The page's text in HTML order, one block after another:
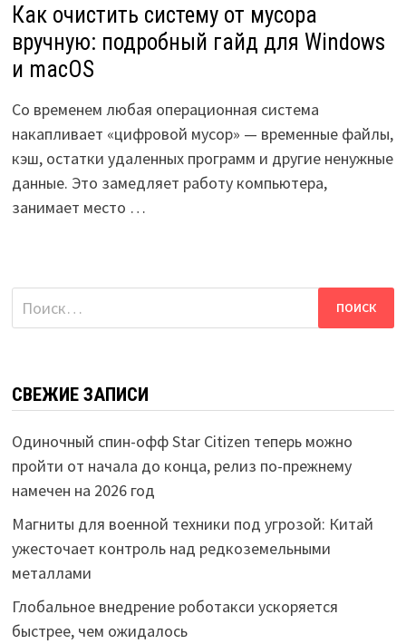
Как очистить систему от мусора
вручную: подробный гайд для Windows
и macOS
Со временем любая операционная система
накапливает «цифровой мусор» — временные файлы,
кэш, остатки удаленных программ и другие ненужные
данные. Это замедляет работу компьютера,
занимает место …
Найти:
СВЕЖИЕ ЗАПИСИ
Одиночный спин-офф Star Citizen теперь можно
пройти от начала до конца, релиз по-прежнему
намечен на 2026 год
Магниты для военной техники под угрозой: Китай
ужесточает контроль над редкоземельными
металлами
Глобальное внедрение роботакси ускоряется
быстрее, чем ожидалось